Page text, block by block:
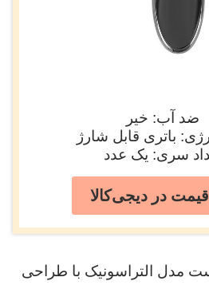
ضد آب: خیر
باتری قابل شارژ
سری: یک عدد
در دیجی‌کالا
مدل التراسونیک با طراحی